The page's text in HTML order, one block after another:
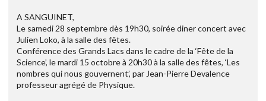
A SANGUINET,
Le samedi 28 septembre dès 19h30, soirée diner concert avec
Julien Loko, à la salle des fêtes.
Conférence des Grands Lacs dans le cadre de la ‘Fête de la
Science’, le mardi 15 octobre à 20h30 à la salle des fêtes, ‘Les
nombres qui nous gouvernent’, par Jean-Pierre Devalence
professeur agrégé de Physique.